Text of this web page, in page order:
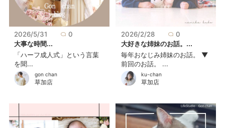
2026/5/31
0
大事な時間...
「ハーフ成人式」という言葉
を聞...
gon chan
草加店
2026/2/28
0
大好きな姉妹のお話。...
毎年おなじみ姉妹のお話。 ▼
前回のお話。 ...
ku-chan
草加店